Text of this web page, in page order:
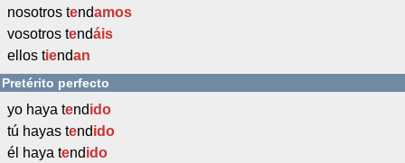
nosotros tendamos
vosotros tendáis
ellos tiendan
Pretérito perfecto
yo haya tendido
tú hayas tendido
él haya tendido